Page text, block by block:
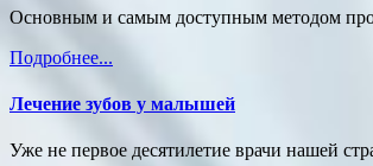
Основным и самым доступным методом
Подробнее...
Лечение зубов у малышей
Уже не первое десятилетие врачи нашей